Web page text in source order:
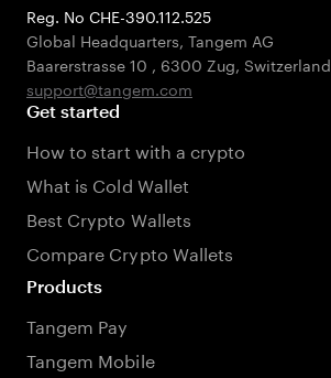
Reg. No CHE-390.112.525
Global Headquarters, Tangem AG
Baarerstrasse 10 , 6300 Zug, Switzerland
support@tangem.com
Get started
How to start with a crypto
What is Cold Wallet
Best Crypto Wallets
Compare Crypto Wallets
Products
Tangem Pay
Tangem Mobile